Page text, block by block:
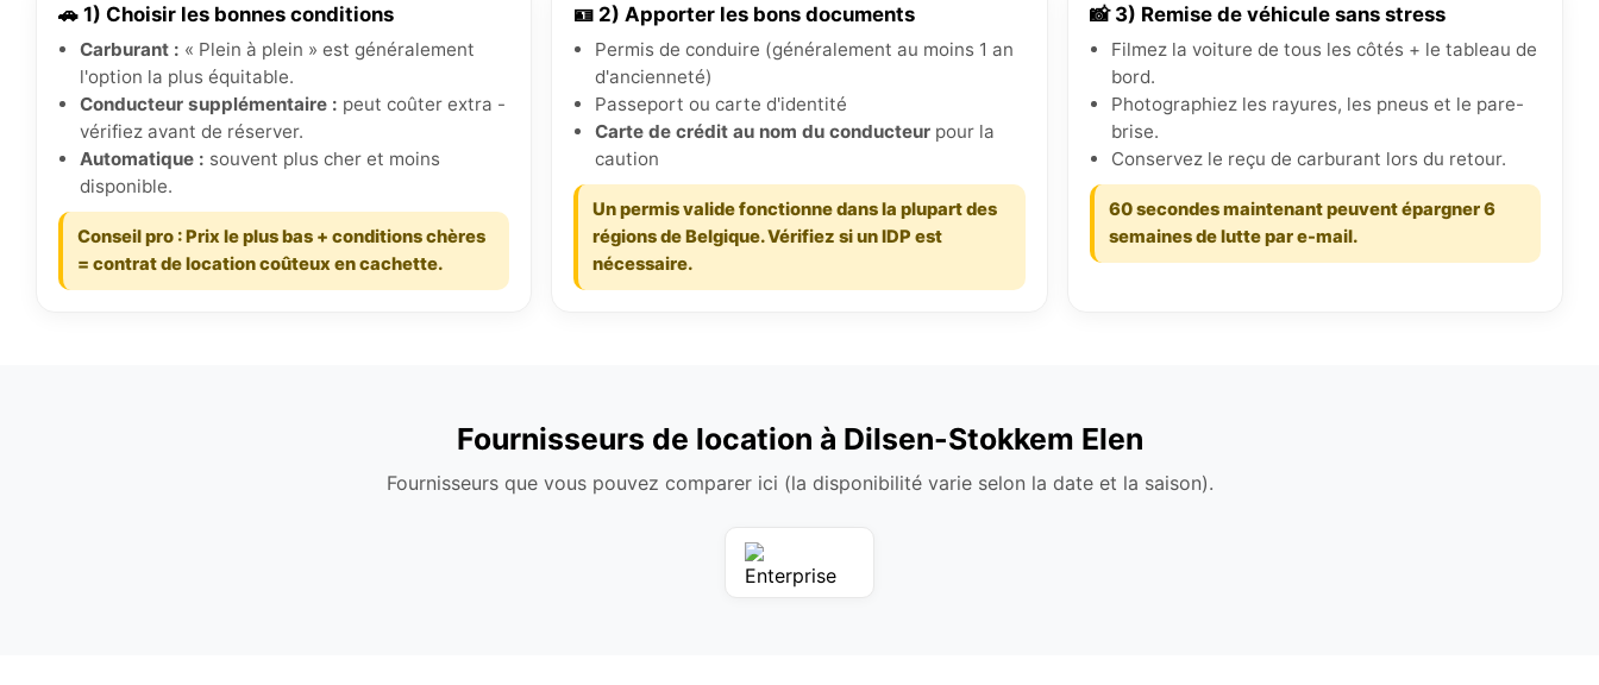
🚗 1) Choisir les bonnes conditions
Carburant : « Plein à plein » est généralement
l'option la plus équitable.
Conducteur supplémentaire : peut coûter extra -
vérifiez avant de réserver.
Automatique : souvent plus cher et moins
disponible.
Conseil pro : Prix le plus bas + conditions chères
= contrat de location coûteux en cachette.
🪪 2) Apporter les bons documents
Permis de conduire (généralement au moins 1 an
d'ancienneté)
Passeport ou carte d'identité
Carte de crédit au nom du conducteur pour la
caution
Un permis valide fonctionne dans la plupart des
régions de Belgique. Vérifiez si un IDP est
nécessaire.
📸 3) Remise de véhicule sans stress
Filmez la voiture de tous les côtés + le tableau de
bord.
Photographiez les rayures, les pneus et le pare-
brise.
Conservez le reçu de carburant lors du retour.
60 secondes maintenant peuvent épargner 6
semaines de lutte par e-mail.
Fournisseurs de location à Dilsen-Stokkem Elen
Fournisseurs que vous pouvez comparer ici (la disponibilité varie selon la date et la saison).